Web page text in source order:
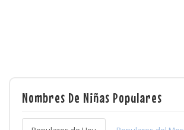
Nombres De Niñas Populares